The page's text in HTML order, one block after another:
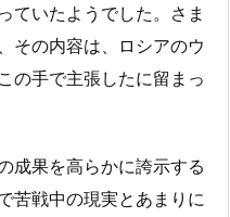
ていたようでした。さま
その内容は、ロシアのウ
の手で主張したに留まっ
成果を高らかに誇示する
苦戦中の現実とあまりに